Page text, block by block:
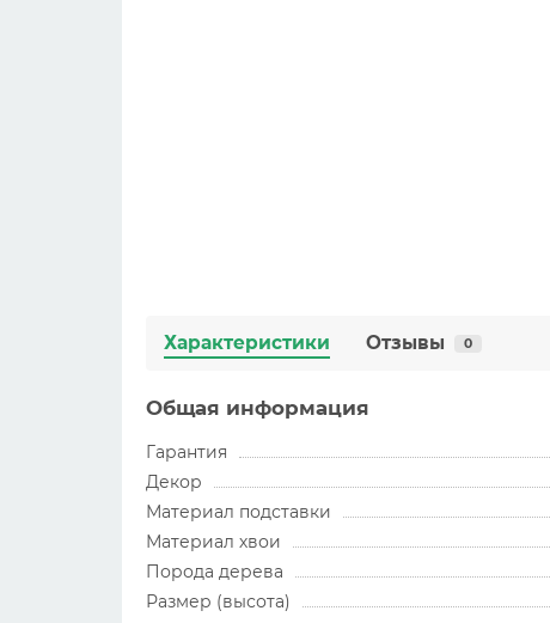
Характеристики Отзывы 0
Общая информация
Гарантия
Декор
Материал подставки
Материал хвои
Порода дерева
Размер (высота)